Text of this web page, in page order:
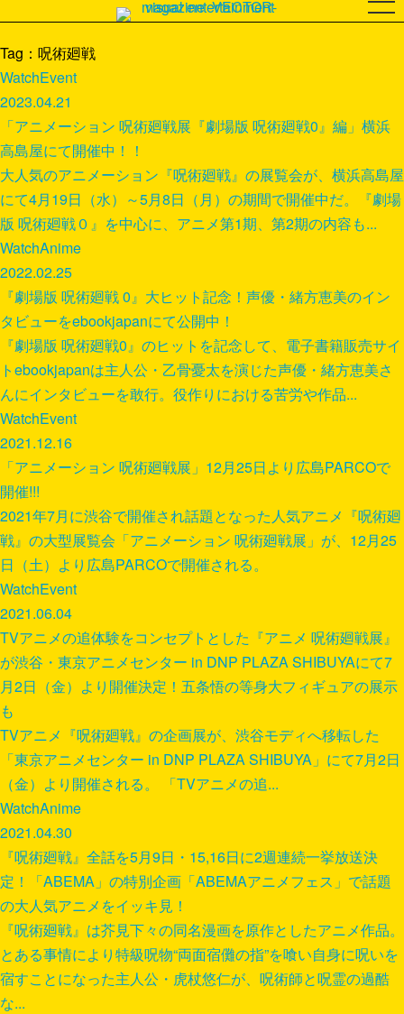
Tag：呪術廻戦
WatchEvent
2023.04.21
「アニメーション 呪術廻戦展『劇場版 呪術廻戦0』編」横浜
高島屋にて開催中！！
大人気のアニメーション『呪術廻戦』の展覧会が、横浜高島屋
にて4月19日（水）～5月8日（月）の期間で開催中だ。『劇場
版 呪術廻戦０』を中心に、アニメ第1期、第2期の内容も...
WatchAnime
2022.02.25
『劇場版 呪術廻戦 0』大ヒット記念！声優・緒方恵美のイン
タビューをebookjapanにて公開中！
『劇場版 呪術廻戦0』のヒットを記念して、電子書籍販売サイ
トebookjapanは主人公・乙骨憂太を演じた声優・緒方恵美さ
んにインタビューを敢行。役作りにおける苦労や作品...
WatchEvent
2021.12.16
「アニメーション 呪術廻戦展」12月25日より広島PARCOで
開催!!!
2021年7月に渋谷で開催され話題となった人気アニメ『呪術廻
戦』の大型展覧会「アニメーション 呪術廻戦展」が、12月25
日（土）より広島PARCOで開催される。
WatchEvent
2021.06.04
TVアニメの追体験をコンセプトとした『アニメ 呪術廻戦展』
が渋谷・東京アニメセンター in DNP PLAZA SHIBUYAにて7
月2日（金）より開催決定！五条悟の等身大フィギュアの展示
も
TVアニメ『呪術廻戦』の企画展が、渋谷モディへ移転した
「東京アニメセンター in DNP PLAZA SHIBUYA」にて7月2日
（金）より開催される。 「TVアニメの追...
WatchAnime
2021.04.30
『呪術廻戦』全話を5月9日・15,16日に2週連続一挙放送決
定！「ABEMA」の特別企画「ABEMAアニメフェス」で話題
の大人気アニメをイッキ見！
『呪術廻戦』は芥見下々の同名漫画を原作としたアニメ作品。
とある事情により特級呪物“両面宿儺の指”を喰い自身に呪いを
宿すことになった主人公・虎杖悠仁が、呪術師と呪霊の過酷
な...